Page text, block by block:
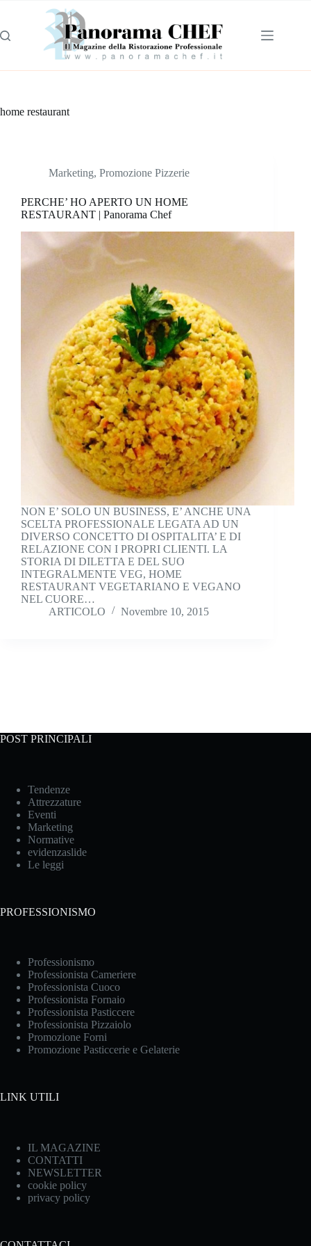
home restaurant
Marketing, Promozione Pizzerie
PERCHE’ HO APERTO UN HOME
RESTAURANT | Panorama Chef
NON E’ SOLO UN BUSINESS, E’ ANCHE UNA
SCELTA PROFESSIONALE LEGATA AD UN
DIVERSO CONCETTO DI OSPITALITA’ E DI
RELAZIONE CON I PROPRI CLIENTI. LA
STORIA DI DILETTA E DEL SUO
INTEGRALMENTE VEG, HOME
RESTAURANT VEGETARIANO E VEGANO
NEL CUORE…
ARTICOLO
Novembre 10, 2015
POST PRINCIPALI
Tendenze
Attrezzature
Eventi
Marketing
Normative
evidenzaslide
Le leggi
PROFESSIONISMO
Professionismo
Professionista Cameriere
Professionista Cuoco
Professionista Fornaio
Professionista Pasticcere
Professionista Pizzaiolo
Promozione Forni
Promozione Pasticcerie e Gelaterie
LINK UTILI
IL MAGAZINE
CONTATTI
NEWSLETTER
cookie policy
privacy policy